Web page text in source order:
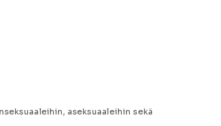
aseksuaaleihin sekä